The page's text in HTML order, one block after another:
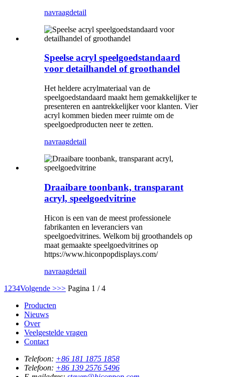
navraagdetail
Speelse acryl speelgoedstandaard
voor detailhandel of groothandel
Het heldere acrylmateriaal van de
speelgoedstandaard maakt hem gemakkelijker te
presenteren en aantrekkelijker voor klanten. Vier
acryl kommen bieden meer ruimte om de
speelgoedproducten neer te zetten.
navraagdetail
Draaibare toonbank, transparant
acryl, speelgoedvitrine
Hicon is een van de meest professionele
fabrikanten en leveranciers van
speelgoedvitrines. Welkom bij groothandels op
maat gemaakte speelgoedvitrines op
https://www.hiconpopdisplays.com/
navraagdetail
1 234Volgende >>> Pagina 1 / 4
Producten
Nieuws
Over
Veelgestelde vragen
Contact
Telefoon: +86 181 1875 1858
Telefoon: +86 139 2576 5496